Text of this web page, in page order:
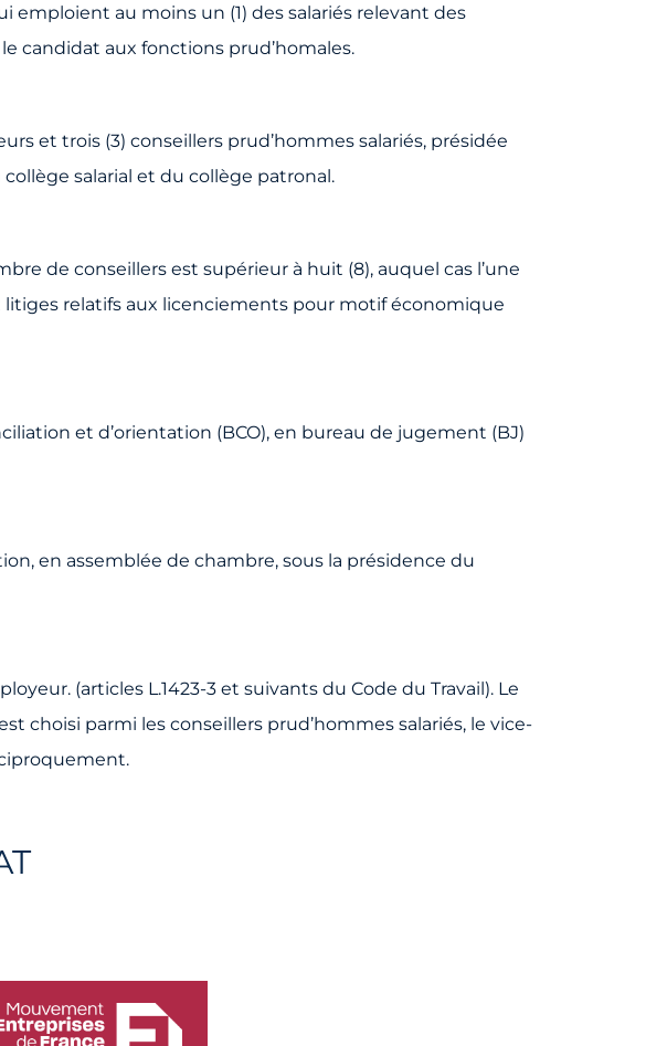
emploient au moins un (1) des salariés relevant des
le candidat aux fonctions prud’homales.
et trois (3) conseillers prud’hommes salariés, présidée
salarial et du collège patronal.
de conseillers est supérieur à huit (8), auquel cas l’une
relatifs aux licenciements pour motif économique
et d’orientation (BCO), en bureau de jugement (BJ)
en assemblée de chambre, sous la présidence du
(articles L.1423-3 et suivants du Code du Travail). Le
choisi parmi les conseillers prud’hommes salariés, le vice-